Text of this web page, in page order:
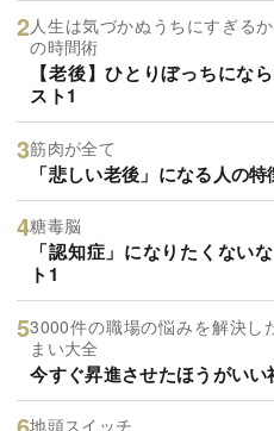
人生は気づかぬうちにすぎる
の時間術
【老後】ひとりぼっちにな
スト1
筋肉が全て
「悲しい老後」になる人の
糖毒脳
「認知症」になりたくない
ト1
3000件の職場の悩みを解決し
まい大全
今すぐ昇進させたほうがいい
地頭スイッチ